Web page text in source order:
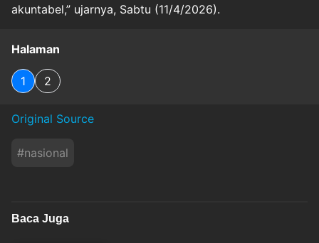
akuntabel,” ujarnya, Sabtu (11/4/2026).
Halaman
1 2
Original Source
#nasional
Baca Juga